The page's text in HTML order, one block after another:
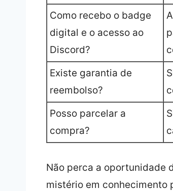
Como recebo o badge
digital e o acesso ao
Discord?
Existe garantia de
reembolso?
Posso parcelar a
compra?
Não perca a oportunidade
mistério em conhecimento